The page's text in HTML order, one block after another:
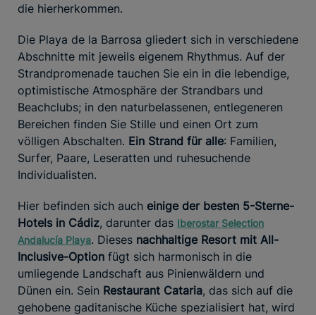
die hierherkommen.
Die Playa de la Barrosa gliedert sich in verschiedene
Abschnitte mit jeweils eigenem Rhythmus. Auf der
Strandpromenade tauchen Sie ein in die lebendige,
optimistische Atmosphäre der Strandbars und
Beachclubs; in den naturbelassenen, entlegeneren
Bereichen finden Sie Stille und einen Ort zum
völligen Abschalten. Ein Strand für alle: Familien,
Surfer, Paare, Leseratten und ruhesuchende
Individualisten.
Hier befinden sich auch einige der besten 5-Sterne-
Hotels in Cádiz, darunter das Iberostar Selection
Andalucía Playa. Dieses nachhaltige Resort mit All-
Inclusive-Option fügt sich harmonisch in die
umliegende Landschaft aus Pinienwäldern und
Dünen ein. Sein Restaurant Cataria, das sich auf die
gehobene gaditanische Küche spezialisiert hat, wird